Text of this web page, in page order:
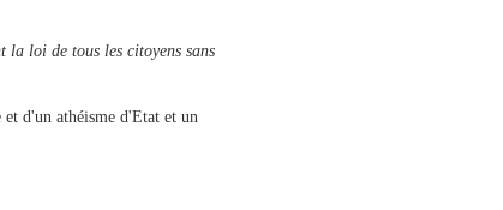
loi de tous les citoyens sans
d'un athéisme d'Etat et un